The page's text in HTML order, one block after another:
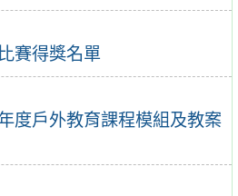
賽得獎名單
度戶外教育課程模組及教案